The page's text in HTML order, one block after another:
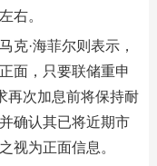
右。
克·海菲尔则表示，
面，只要联储重申
再次加息前将保持耐
确认其已将近期市
视为正面信息。